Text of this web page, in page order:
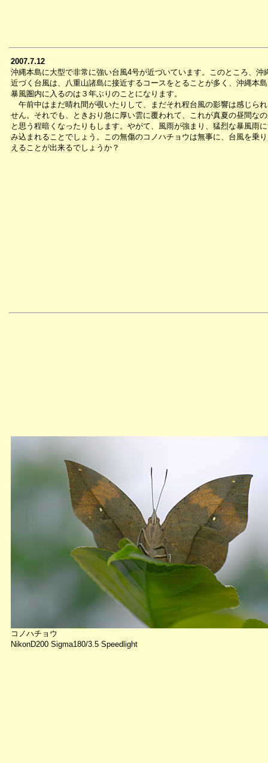
2007.7.12
沖縄本島に大型で非常に強い台風4号が近づいています。このところ、沖
近づく台風は、八重山諸島に接近するコースをとることが多く、沖縄本
暴風圏内に入るのは３年ぶりのことになります。
午前中はまだ晴れ間が覗いたりして、まだそれ程台風の影響は感じら
せん。それでも、ときおり急に厚い雲に覆われて、これが真夏の昼間な
と思う程暗くなったりもします。やがて、風雨が強まり、猛烈な暴風雨
み込まれることでしょう。この無傷のコノハチョウは無事に、台風を乗
えることが出来るでしょうか？
コノハチョウ
NikonD200 Sigma180/3.5 Speedlight